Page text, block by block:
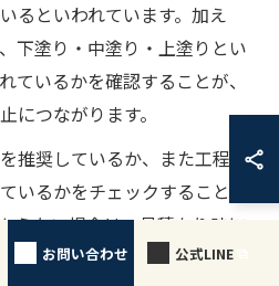
るといわれています。加え
下塗り・中塗り・上塗りとい
ているかを確認することが、
につながります。
推奨しているか、また工程ご
いるかをチェックすることも
らない場合は、見積もり時に
下地処理はどのように行うの
お問い合わせ 公式LINE